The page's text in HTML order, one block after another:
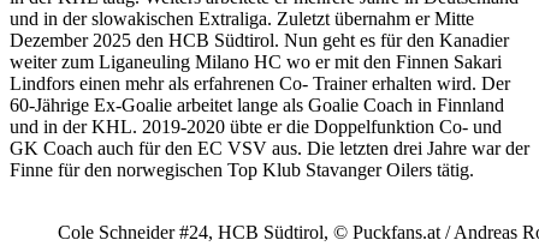
und in der slowakischen Extraliga. Zuletzt übernahm er Mitte
Dezember 2025 den HCB Südtirol. Nun geht es für den Kanadier
weiter zum Liganeuling Milano HC wo er mit den Finnen Sakari
Lindfors einen mehr als erfahrenen Co- Trainer erhalten wird. Der
60-Jährige Ex-Goalie arbeitet lange als Goalie Coach in Finnland
und in der KHL. 2019-2020 übte er die Doppelfunktion Co- und
GK Coach auch für den EC VSV aus. Die letzten drei Jahre war der
Finne für den norwegischen Top Klub Stavanger Oilers tätig.
Cole Schneider #24, HCB Südtirol, © Puckfans.at / Andreas